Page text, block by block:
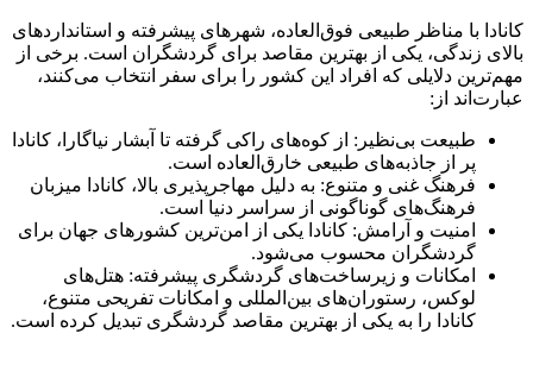
کانادا با مناظر طبیعی فوق‌العاده، شهرهای پیشرفته و استانداردهای
بالای زندگی، یکی از بهترین مقاصد برای گردشگران است. برخی از
مهم‌ترین دلایلی که افراد این کشور را برای سفر انتخاب می‌کنند،
عبارت‌اند از:
طبیعت بی‌نظیر: از کوه‌های راکی گرفته تا آبشار نیاگارا، کانادا
پر از جاذبه‌های طبیعی خارق‌العاده است.
فرهنگ غنی و متنوع: به دلیل مهاجرپذیری بالا، کانادا میزبان
فرهنگ‌های گوناگونی از سراسر دنیا است.
امنیت و آرامش: کانادا یکی از امن‌ترین کشورهای جهان برای
گردشگران محسوب می‌شود.
امکانات و زیرساخت‌های گردشگری پیشرفته: هتل‌های
لوکس، رستوران‌های بین‌المللی و امکانات تفریحی متنوع،
کانادا را به یکی از بهترین مقاصد گردشگری تبدیل کرده است.